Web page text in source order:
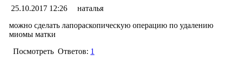
Заместитель главного врача гинекологических
Ответ
15.11.2017 16:00 Менеджер раздела
Уважаемая Татьяна! Все прерывания
делаются под внутривенным наркозом.
25.10.2017 12:26
наталья
можно сделать лапораскопическую операцию по удалению
миомы матки
Посмотреть Ответов: 1